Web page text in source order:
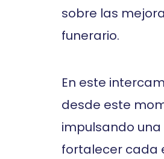
sobre las
funerario.
En este
desde este
impulsando
fortalecer cada